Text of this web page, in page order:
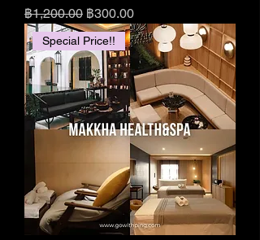
ราคาปกติ
฿1,200.00 ราคาขายลด
฿300.00
Special Price!!